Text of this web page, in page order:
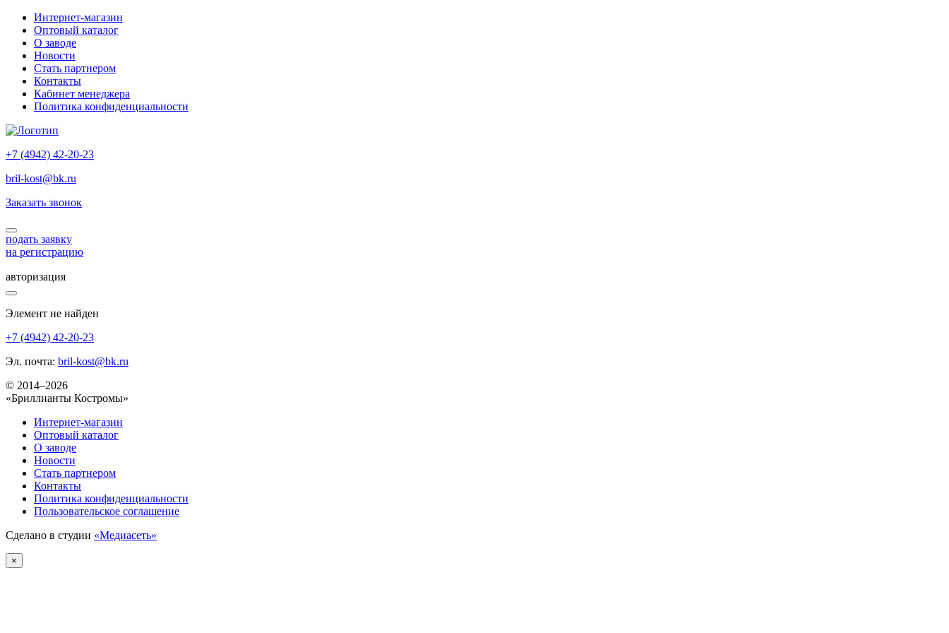
Интернет-магазин
Оптовый каталог
О заводе
Новости
Стать партнером
Контакты
Кабинет менеджера
Политика конфиденциальности
+7 (4942) 42-20-23
bril-kost@bk.ru
Заказать звонок
подать заявку
на регистрацию
авторизация
Элемент не найден
+7 (4942) 42-20-23
Эл. почта: bril-kost@bk.ru
© 2014–2026
«Бриллианты Костромы»
Интернет-магазин
Оптовый каталог
О заводе
Новости
Стать партнером
Контакты
Политика конфиденциальности
Пользовательское соглашение
Сделано в студии «Медиасеть»
×